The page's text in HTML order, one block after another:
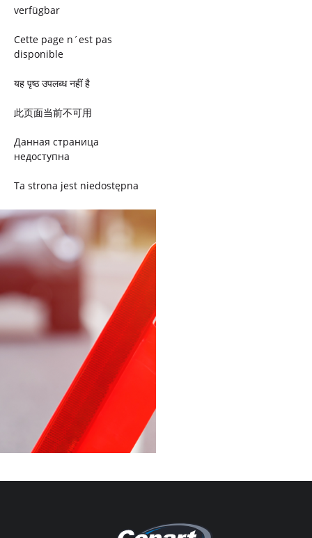
verfügbar
Cette page n´est pas
disponible
यह पृष्ठ उपलब्ध नहीं है
此页面当前不可用
Данная страница
недоступна
Ta strona jest niedostępna
Trang này không có
Esta página não está
disponível
このページは現在利用できま
せん
Pagina non disponibile
هذه الصفحة غير متوفرة